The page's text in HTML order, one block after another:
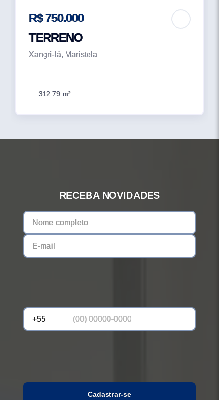
R$ 750.000
TERRENO
Xangri-lá, Maristela
312.79 m²
RECEBA NOVIDADES
Cadastrar-se